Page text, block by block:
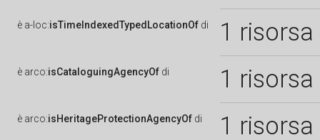
è a-loc:isTimeIndexedTypedLocationOf di 1 risorsa
è arco:isCataloguingAgencyOf di 1 risorsa
è arco:isHeritageProtectionAgencyOf di 1 risorsa